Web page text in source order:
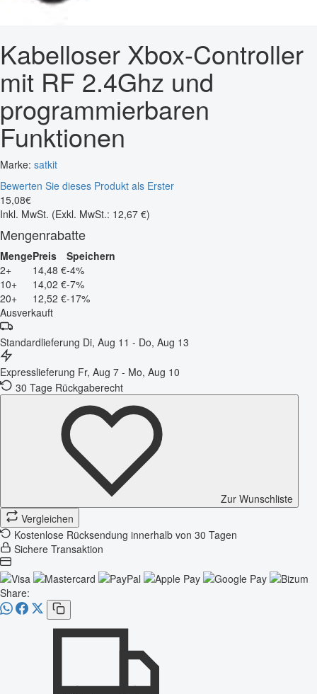
Kabelloser Xbox-Controller
mit RF 2.4Ghz und
programmierbaren
Funktionen
Marke: satkit
Bewerten Sie dieses Produkt als Erster
15,08€
Inkl. MwSt. (Exkl. MwSt.: 12,67 €)
Mengenrabatte
MengePreis
Speichern
2+
14,48 €-4%
10+
14,02 €-7%
20+
12,52 €-17%
Ausverkauft
Standardlieferung Di, Aug 11 - Do, Aug 13
Expresslieferung Fr, Aug 7 - Mo, Aug 10
30 Tage Rückgaberecht
Zur Wunschliste
Vergleichen
Kostenlose Rücksendung innerhalb von 30 Tagen
Sichere Transaktion
Share: